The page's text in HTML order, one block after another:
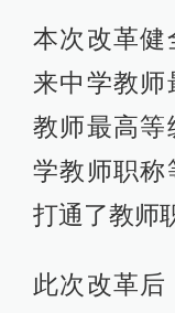
本次改革健
来中学教师
教师最高等
学教师职称
打通了教师
此次改革